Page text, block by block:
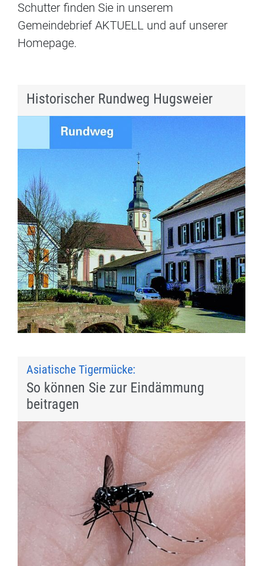
Schutter finden Sie in unserem
Gemeindebrief AKTUELL und auf unserer
Homepage.
Historischer Rundweg Hugsweier
Asiatische Tigermücke:
So können Sie zur Eindämmung
beitragen